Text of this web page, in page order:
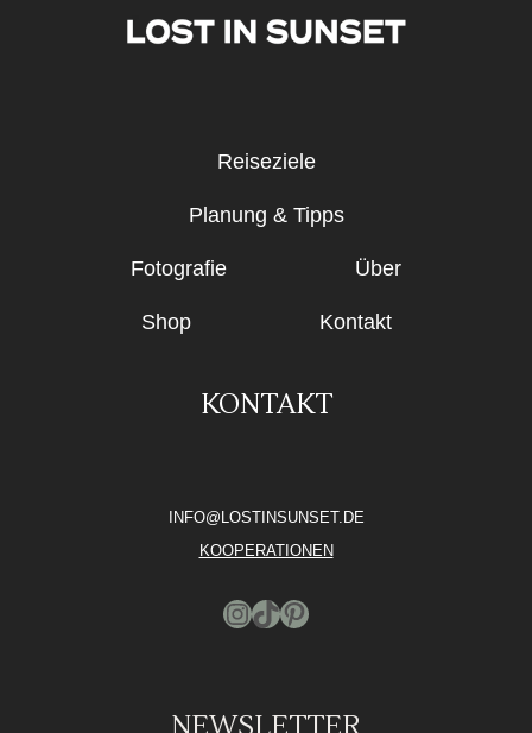
Reiseziele
Planung & Tipps
Fotografie Über
Shop Kontakt
KONTAKT
INFO@LOSTINSUNSET.DE
KOOPERATIONEN
Instagram
TikTok
Pinterest